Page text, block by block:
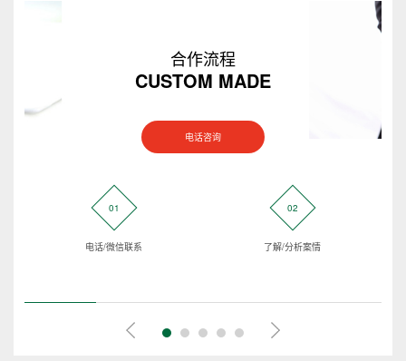
合作流程
CUSTOM MADE
电话咨询
01
电话/微信联系
02
了解/分析案情